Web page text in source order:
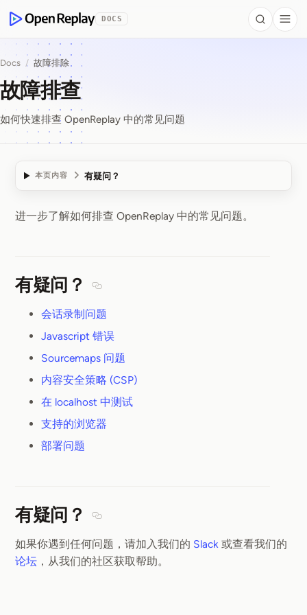
OpenReplay
DOCS Search
Docs / 故障排除
故障排查
如何快速排查 OpenReplay 中的常见问题
本页内容 有疑问？
故障排查
进一步了解如何排查 OpenReplay 中的常见问题。
有疑问？
会话录制问题
Javascript 错误
Sourcemaps 问题
内容安全策略 (CSP)
在 localhost 中测试
支持的浏览器
部署问题
有疑问？
如果你遇到任何问题，请加入我们的 Slack 或查看我们的
论坛 ，从我们的社区获取帮助。